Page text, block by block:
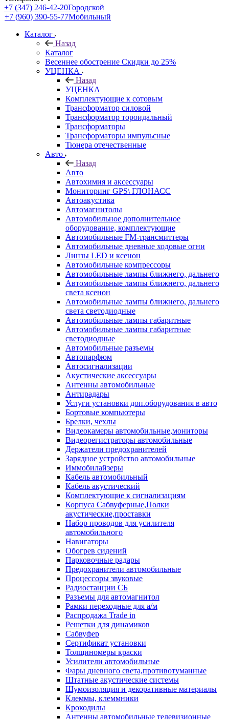
+7 (347) 246-42-20Городской
+7 (960) 390-55-77Мобильный
Каталог
Назад
Каталог
Весеннее обострение Скидки до 25%
УЦЕНКА
Назад
УЦЕНКА
Комплектующие к сотовым
Трансформатор силовой
Трансформатор тороидальный
Трансформаторы
Трансформаторы импульсные
Тюнера отечественные
Авто
Назад
Авто
Автохимия и аксессуары
Мониторинг GPS\ ГЛОНАСС
Автоакустика
Автомагнитолы
Автомобильное дополнительное
оборудование, комплектующие
Автомобильные FM-трансмиттеры
Автомобильные дневные ходовые огни
Линзы LED и ксенон
Автомобильные компрессоры
Автомобильные лампы ближнего, дальнего
Автомобильные лампы ближнего, дальнего
света ксенон
Автомобильные лампы ближнего, дальнего
света светодиодные
Автомобильные лампы габаритные
Автомобильные лампы габаритные
светодиодные
Автомобильные разъемы
Автопарфюм
Автосигнализации
Акустические аксессуары
Антенны автомобильные
Антирадары
Услуги установки доп.оборудования в авто
Бортовые компьютеры
Брелки, чехлы
Видеокамеры автомобильные,мониторы
Видеорегистраторы автомобильные
Держатели предохранителей
Зарядное устройство автомобильные
Иммобилайзеры
Кабель автомобильный
Кабель акустический
Комплектующие к сигнализациям
Корпуса Сабвуферные,Полки
акустические,проставки
Набор проводов для усилителя
автомобильного
Навигаторы
Обогрев сидений
Парковочные радары
Предохранители автомобильные
Процессоры звуковые
Радиостанции СБ
Разъемы для автомагнитол
Рамки переходные для а/м
Распродажа Trade in
Решетки для динамиков
Сабвуфер
Сертификат установки
Толщиномеры краски
Усилители автомобильные
Фары дневного света,противотуманные
Штатные акустические системы
Шумоизоляция и декоративные материалы
Клеммы, клеммники
Крокодилы
Антенны автомобильные телевизионные